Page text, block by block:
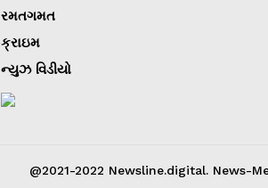
રમતગમત
ક્રાઇમ
ન્યુઝ વિડીયો
@2021-2022 Newsline.digital. News-